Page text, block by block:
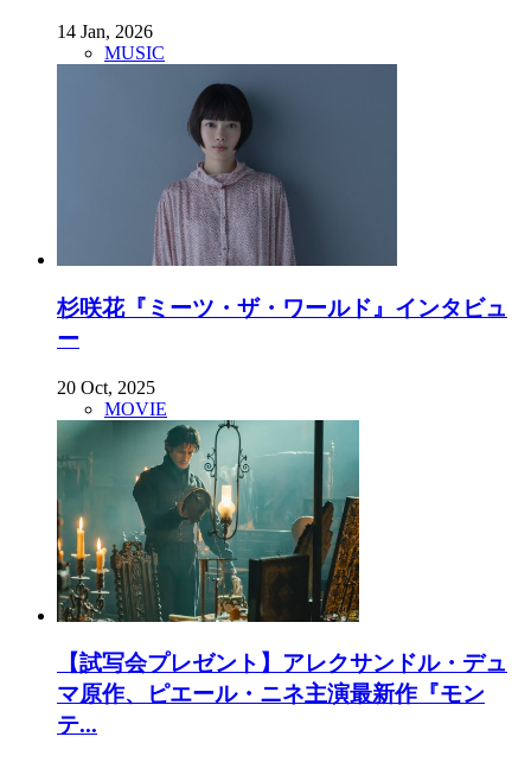
14 Jan, 2026
MUSIC
杉咲花『ミーツ・ザ・ワールド』インタビュ
ー
20 Oct, 2025
MOVIE
【試写会プレゼント】アレクサンドル・デュ
マ原作、ピエール・ニネ主演最新作『モン
テ...